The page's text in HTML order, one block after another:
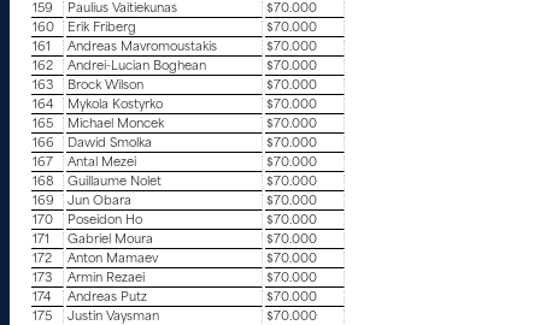
159
Paulius Vaitiekunas
$70.000
160
Erik Friberg
$70.000
161
Andreas Mavromoustakis
$70.000
162
Andrei-Lucian Boghean
$70.000
163
Brock Wilson
$70.000
164
Mykola Kostyrko
$70.000
165
Michael Moncek
$70.000
166
Dawid Smolka
$70.000
167
Antal Mezei
$70.000
168
Guillaume Nolet
$70.000
169
Jun Obara
$70.000
170
Poseidon Ho
$70.000
171
Gabriel Moura
$70.000
172
Anton Mamaev
$70.000
173
Armin Rezaei
$70.000
174
Andreas Putz
$70.000
175
Justin Vaysman
$70.000